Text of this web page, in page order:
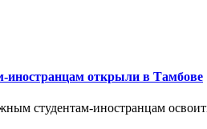
открыли в Тамбове
студентам-иностранцам